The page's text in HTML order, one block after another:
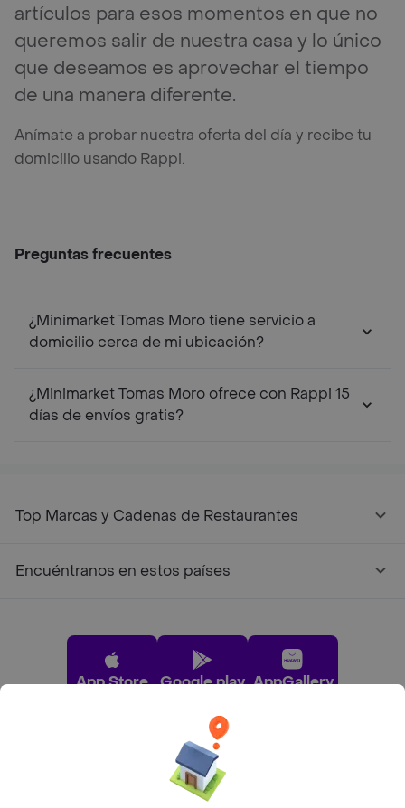
artículos para esos momentos en que no
queremos salir de nuestra casa y lo único
que deseamos es aprovechar el tiempo
de una manera diferente.
Anímate a probar nuestra oferta del día y recibe tu
domicilio usando Rappi.
Preguntas frecuentes
¿Minimarket Tomas Moro tiene servicio a
domicilio cerca de mi ubicación?
¿Minimarket Tomas Moro ofrece con Rappi 15
días de envíos gratis?
Top Marcas y Cadenas de Restaurantes
Encuéntranos en estos países
App Store Google play AppGallery
Pide tu comida favorita cerca de ti